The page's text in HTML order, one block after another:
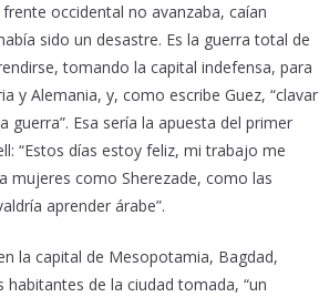
occidental no avanzaba, caían
sido un desastre. Es la guerra total de
tomando la capital indefensa, para
y Alemania, y, como escribe Guez, “clavar
Esa sería la apuesta del primer
“Estos días estoy feliz, mi trabajo me
mujeres como Sherezade, como las
aprender árabe”.
la capital de Mesopotamia, Bagdad,
de la ciudad tomada, “un